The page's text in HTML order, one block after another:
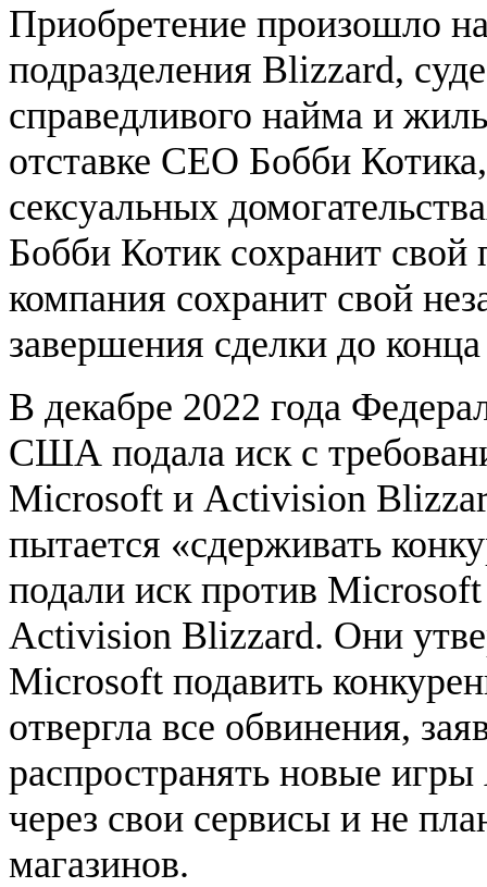
Приобретение произошло
подразделения Blizzard,
справедливого найма и
отставке CEO Бобби
сексуальных
Бобби Котик сохранит
компания сохранит свой
завершения сделки до
В декабре 2022 года
США подала иск с
Microsoft и Activision
пытается «сдерживать
подали иск против
Activision Blizzard. Они
Microsoft подавить
отвергла все обвинения,
распространять новые
через свои сервисы и не
магазинов.